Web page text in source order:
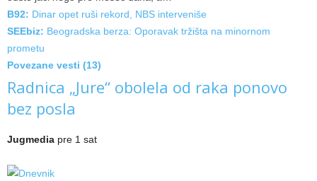
B92: Dinar opet ruši rekord, NBS interveniše
SEEbiz: Beogradska berza: Oporavak tržišta na minornom
prometu
Povezane vesti (13)
Radnica „Jure“ obolela od raka ponovo
bez posla
Jugmedia pre 1 sat